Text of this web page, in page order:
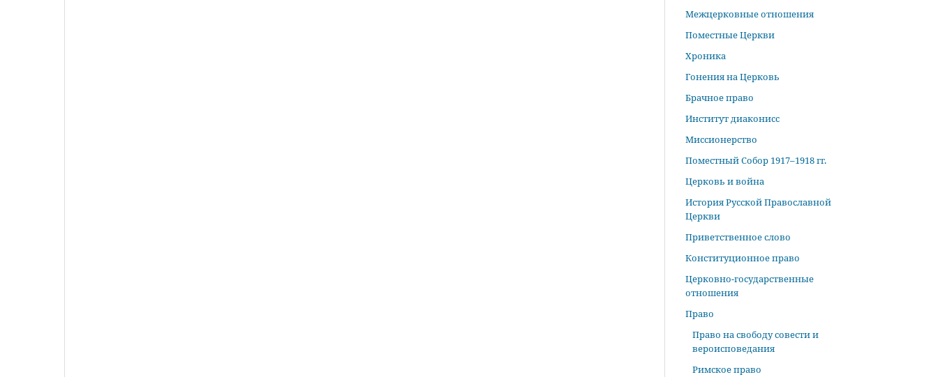
Межцерковные отношения
Поместные Церкви
Хроника
Гонения на Церковь
Брачное право
Институт диаконисс
Миссионерство
Поместный Собор 1917–1918 гг.
Церковь и война
История Русской Православной
Церкви
Приветственное слово
Конституционное право
Церковно-государственные
отношения
Право
Право на свободу совести и
вероисповедания
Римское право